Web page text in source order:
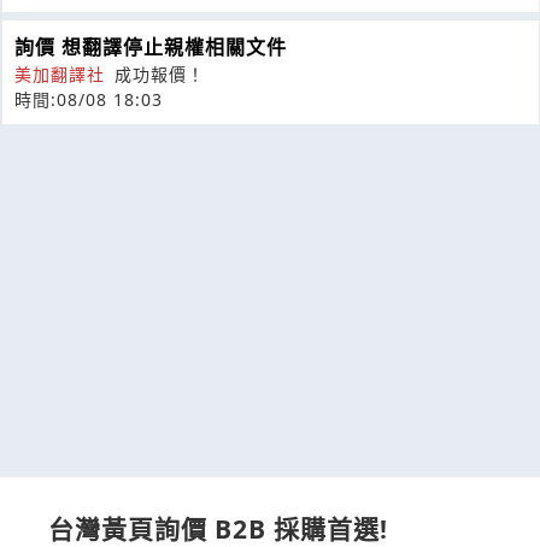
詢價 想翻譯停止親權相關文件
美加翻譯社 成功報價！
時間:08/08 18:03
台灣黃頁詢價 B2B 採購首選!